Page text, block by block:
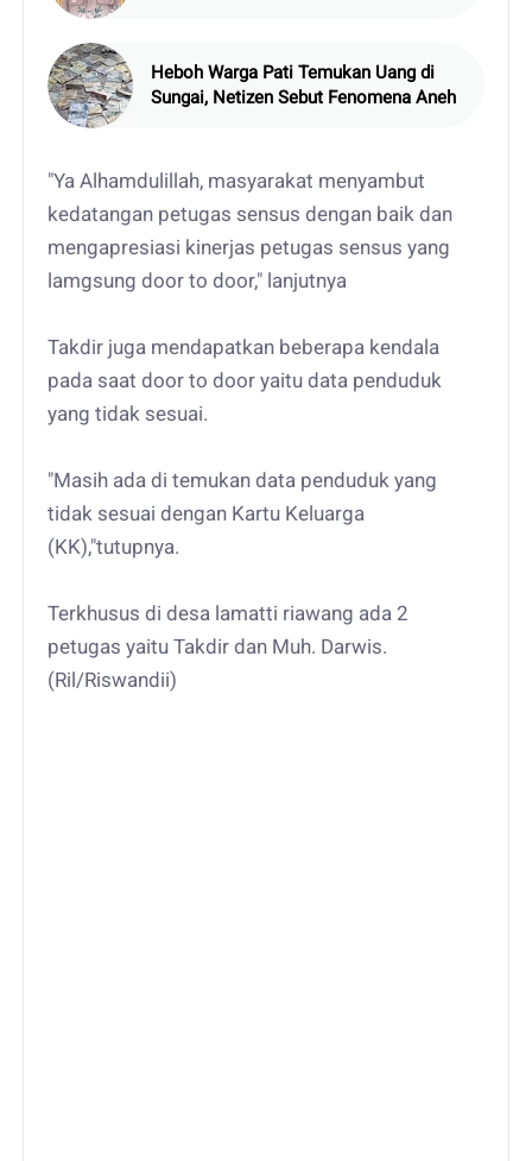
Heboh Warga Pati Temukan Uang di
Sungai, Netizen Sebut Fenomena Aneh
"Ya Alhamdulillah, masyarakat menyambut
kedatangan petugas sensus dengan baik dan
mengapresiasi kinerjas petugas sensus yang
lamgsung door to door," lanjutnya
Takdir juga mendapatkan beberapa kendala
pada saat door to door yaitu data penduduk
yang tidak sesuai.
"Masih ada di temukan data penduduk yang
tidak sesuai dengan Kartu Keluarga
(KK),"tutupnya.
Terkhusus di desa lamatti riawang ada 2
petugas yaitu Takdir dan Muh. Darwis.
(Ril/Riswandii)